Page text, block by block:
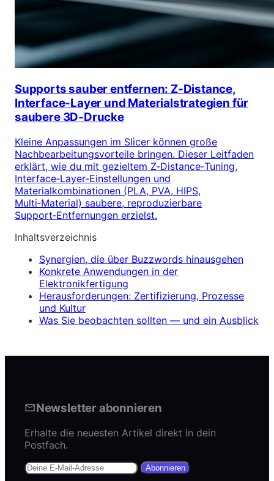
Supports sauber entfernen: Z‑Distance,
Interface‑Layer und Materialstrategien für
saubere 3D‑Drucke
Kleine Anpassungen im Slicer können große
Nachbearbeitungsvorteile bringen. Dieser Leitfaden
erklärt, wie du mit gezieltem Z‑Distance‑Tuning,
Interface‑Layer‑Einstellungen und
Materialkombinationen (PLA, PVA, HIPS,
Multi‑Material) saubere, reproduzierbare
Support‑Entfernungen erzielst.
Inhaltsverzeichnis
Synergien, die über Buzzwords hinausgehen
Konkrete Anwendungen in der
Elektronikfertigung
Herausforderungen: Zertifizierung, Prozesse
und Kultur
Was Sie beobachten sollten — und ein Ausblick
Newsletter abonnieren
Erhalte die neuesten Artikel direkt in dein
Postfach.
Abonnieren